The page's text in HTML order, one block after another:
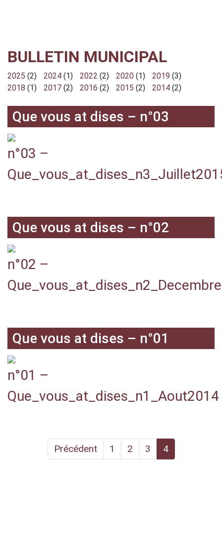
BULLETIN MUNICIPAL
2025 (2) 2024 (1) 2022 (2) 2020 (1) 2019 (3)
2018 (1) 2017 (2) 2016 (2) 2015 (2) 2014 (2)
Que vous at dises – n°03
n°03 –
Que vous at dises – n°02
n°02 –
Que vous at dises – n°01
n°01 –
Que_vous_at_dises_n1_Aout2014
Précédent 1 2 3 4